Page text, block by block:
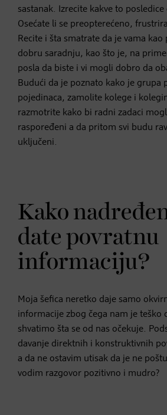
sastanak. Izrecite kakve to posledice
Osećate li se preopterećeno,
Recite i šta smatrate da je vama kao
dobru saradnju, kao što je, na
posla da biste i vi mogli dobro da
Budući da je poznato kako je grupa
pojedinaca, zamolite kolege i
razmotrite kako bi radni zadaci
raspoređeni a da pritom svi budu
uključeni.
Kako
date povratnu
informaciju?
Moja šefica neretko daje samo
informacije zbog čega nam je teško
shvatimo šta se od nas očekuje.
davanje direktnih i konstruktivnih
a da ne ostavim utisak da je ne
vodim razgovor pozitivno i mudro?